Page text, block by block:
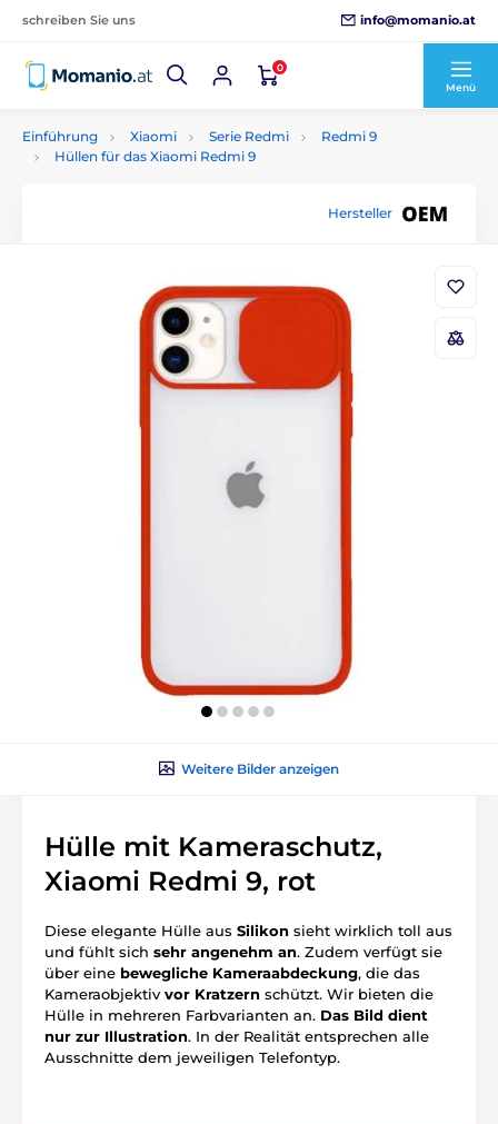
schreiben Sie uns info@momanio.at
0
Menü
Einführung Xiaomi Serie Redmi
Redmi 9
Hüllen für das Xiaomi Redmi 9
Hersteller
Weitere Bilder anzeigen
Hülle mit Kameraschutz,
Xiaomi Redmi 9, rot
Diese elegante Hülle aus Silikon sieht wirklich toll aus
und fühlt sich sehr angenehm an. Zudem verfügt sie
über eine bewegliche Kameraabdeckung, die das
Kameraobjektiv vor Kratzern schützt. Wir bieten die
Hülle in mehreren Farbvarianten an. Das Bild dient
nur zur Illustration. In der Realität entsprechen alle
Ausschnitte dem jeweiligen Telefontyp.